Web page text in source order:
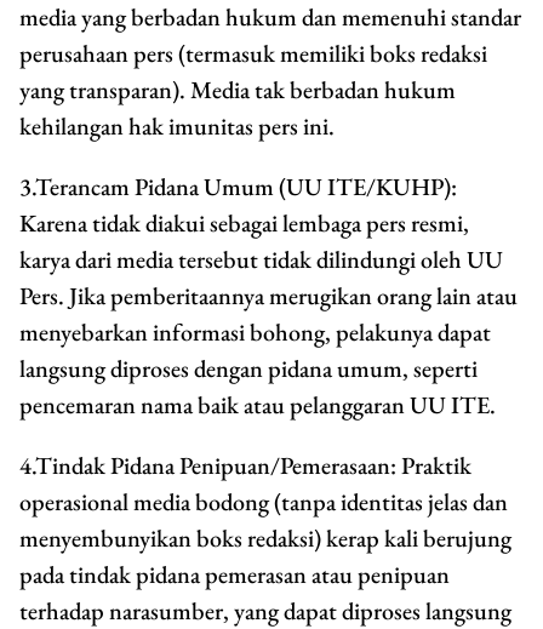
media yang berbadan hukum dan memenuhi standar
perusahaan pers (termasuk memiliki boks redaksi
yang transparan). Media tak berbadan hukum
kehilangan hak imunitas pers ini.
3.Terancam Pidana Umum (UU ITE/KUHP):
Karena tidak diakui sebagai lembaga pers resmi,
karya dari media tersebut tidak dilindungi oleh UU
Pers. Jika pemberitaannya merugikan orang lain atau
menyebarkan informasi bohong, pelakunya dapat
langsung diproses dengan pidana umum, seperti
pencemaran nama baik atau pelanggaran UU ITE.
4.Tindak Pidana Penipuan/Pemerasaan: Praktik
operasional media bodong (tanpa identitas jelas dan
menyembunyikan boks redaksi) kerap kali berujung
pada tindak pidana pemerasan atau penipuan
terhadap narasumber, yang dapat diproses langsung